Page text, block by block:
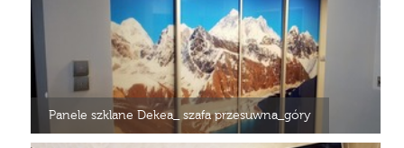
Panele szklane Dekea_ szafa przesuwna_góry